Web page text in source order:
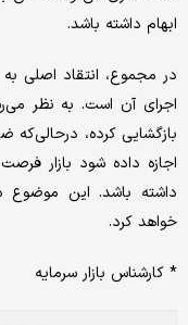
ابهام داشته باشد.
در مجموع، انتقاد اصلی
اجرای آن است. به نظر
بازگشایی کرده،
اجازه داده شود بازار
داشته باشد. این موضوع
خواهد کرد.
* کارشناس بازار سرمایه